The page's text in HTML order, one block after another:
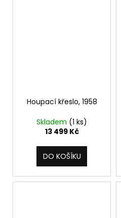
Houpací křeslo, 1958
Skladem (1 ks)
13 499 Kč
DO KOŠÍKU